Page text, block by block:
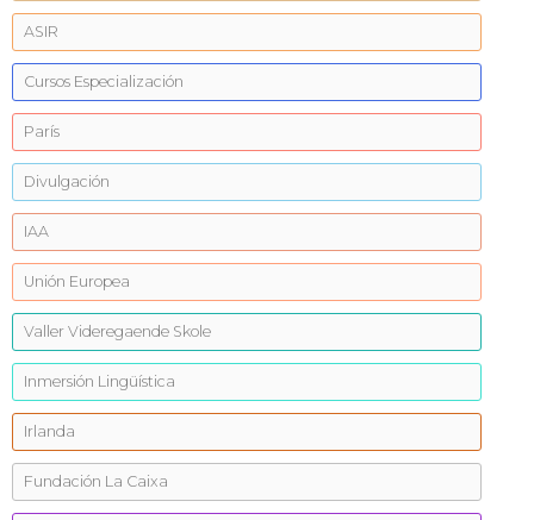
ASIR
Cursos Especialización
París
Divulgación
IAA
Unión Europea
Valler Videregaende Skole
Inmersión Lingüística
Irlanda
Fundación La Caixa